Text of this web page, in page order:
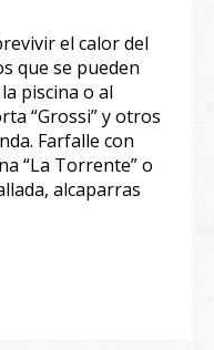
el calor del
que se pueden
piscina o al
“Grossi” y otros
Farfalle con
“La Torrente” o
alcaparras